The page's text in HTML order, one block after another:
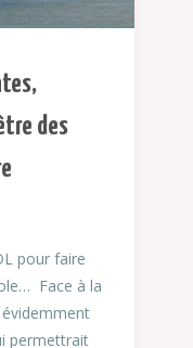
des
pour faire
Face à la
évidemment
permettrait